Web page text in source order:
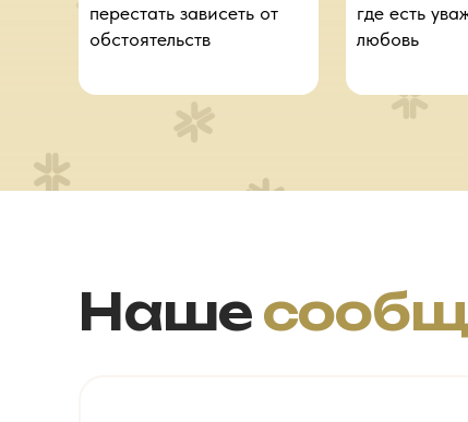
где есть
любовь
перестать зависеть от
обстоятельств
Наше